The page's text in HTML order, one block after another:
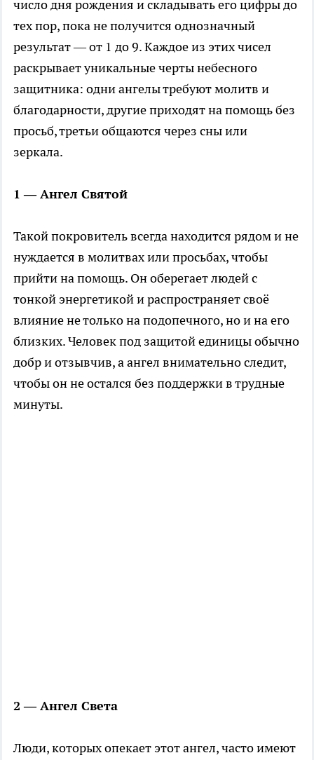
число дня рождения и складывать его цифры до
тех пор, пока не получится однозначный
результат — от 1 до 9. Каждое из этих чисел
раскрывает уникальные черты небесного
защитника: одни ангелы требуют молитв и
благодарности, другие приходят на помощь без
просьб, третьи общаются через сны или
зеркала.
1 — Ангел Святой
Такой покровитель всегда находится рядом и не
нуждается в молитвах или просьбах, чтобы
прийти на помощь. Он оберегает людей с
тонкой энергетикой и распространяет своё
влияние не только на подопечного, но и на его
близких. Человек под защитой единицы обычно
добр и отзывчив, а ангел внимательно следит,
чтобы он не остался без поддержки в трудные
минуты.
2 — Ангел Света
Люди, которых опекает этот ангел, часто имеют